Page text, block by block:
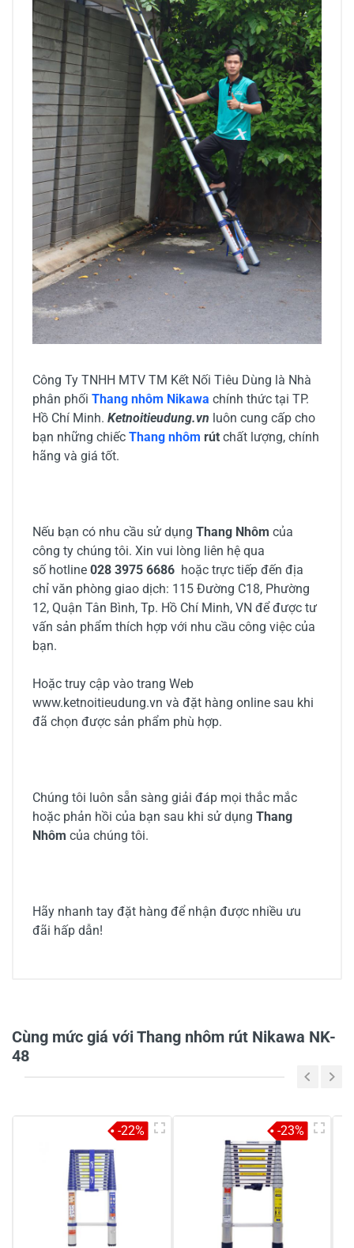
Công Ty TNHH MTV TM Kết Nối Tiêu Dùng là Nhà
phân phối Thang nhôm Nikawa chính thức tại TP.
Hồ Chí Minh. Ketnoitieudung.vn luôn cung cấp cho
bạn những chiếc Thang nhôm rút chất lượng, chính
hãng và giá tốt.
Nếu bạn có nhu cầu sử dụng Thang Nhôm của
công ty chúng tôi. Xin vui lòng liên hệ qua
số hotline 028 3975 6686 hoặc trực tiếp đến địa
chỉ văn phòng giao dịch: 115 Đường C18, Phường
12, Quận Tân Bình, Tp. Hồ Chí Minh, VN để được tư
vấn sản phẩm thích hợp với nhu cầu công việc của
bạn.
Hoặc truy cập vào trang Web
www.ketnoitieudung.vn và đặt hàng online sau khi
đã chọn được sản phẩm phù hợp.
Chúng tôi luôn sẵn sàng giải đáp mọi thắc mắc
hoặc phản hồi của bạn sau khi sử dụng Thang
Nhôm của chúng tôi.
Hãy nhanh tay đặt hàng để nhận được nhiều ưu
đãi hấp dẫn!
3 đánh giá
2
-
1
-
Chia sẻ nhận xét về sản phẩm
Cùng mức giá với Thang nhôm rút Nikawa NK-
48
-22% -23%